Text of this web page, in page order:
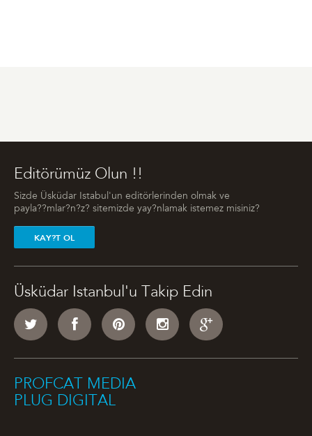
Editörümüz Olun !!
Sizde Üsküdar Istabul'un editörlerinden olmak ve
payla??mlar?n?z? sitemizde yay?nlamak istemez misiniz?
KAY?T OL
Üsküdar Istanbul'u Takip Edin
PROFCAT MEDIA
PLUG DIGITAL